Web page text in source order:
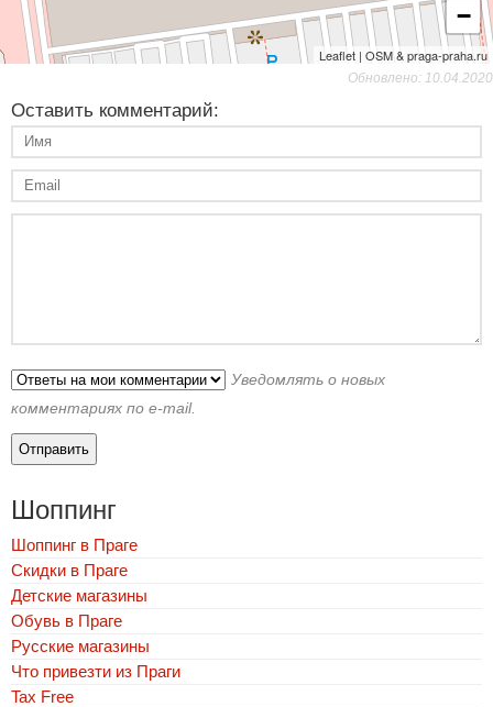
−
Leaflet | OSM & praga-praha.ru
Обновлено: 10.04.2020
Оставить комментарий:
Уведомлять о новых
комментариях по e-mail.
Шоппинг
Шоппинг в Праге
Скидки в Праге
Детские магазины
Обувь в Праге
Русские магазины
Что привезти из Праги
Tax Free